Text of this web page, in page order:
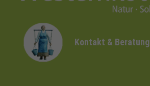
Kontakt & Beratung